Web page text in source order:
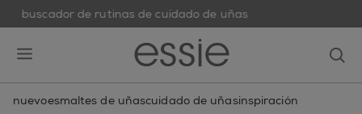
buscador de rutinas de cuidado de uñas
nuevoesmaltes de uñascuidado de uñasinspiración